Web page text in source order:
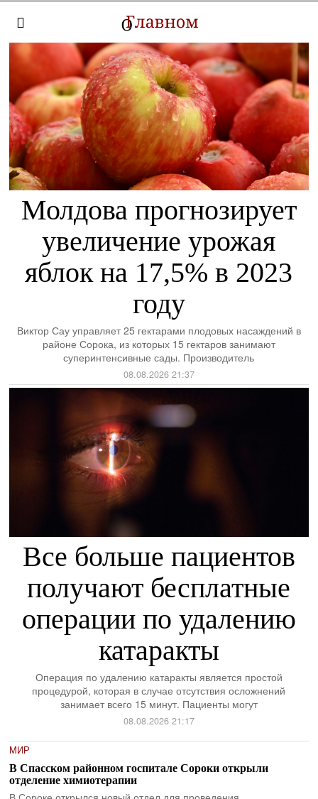
Молдова прогнозирует
увеличение урожая
яблок на 17,5% в 2023
году
Виктор Сау управляет 25 гектарами плодовых насаждений в
районе Сорока, из которых 15 гектаров занимают
суперинтенсивные сады. Производитель
08.08.2026 21:37
Все больше пациентов
получают бесплатные
операции по удалению
катаракты
Операция по удалению катаракты является простой
процедурой, которая в случае отсутствия осложнений
занимает всего 15 минут. Пациенты могут
08.08.2026 21:17
МИР
В Спасском районном госпитале Сороки открыли
отделение химиотерапии